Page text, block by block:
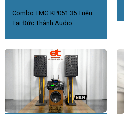
Combo TMG KP051 35 Triệu
Tại Đức Thành Audio.